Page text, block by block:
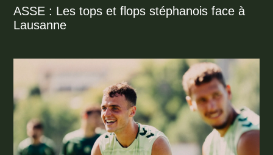
ASSE : Les tops et flops stéphanois face à
Lausanne